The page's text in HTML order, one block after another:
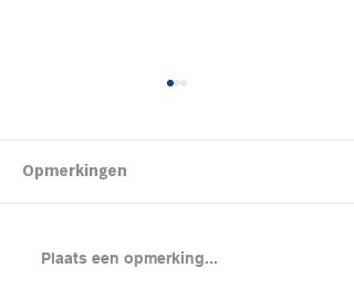
Kipsalon
Opmerkingen
Plaats een opmerking...